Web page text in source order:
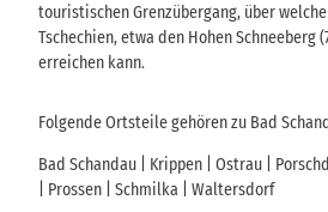
touristischen Grenzübergang, über
Tschechien, etwa den Hohen Schneeberg
erreichen kann.
Folgende Ortsteile gehören zu Bad
Bad Schandau | Krippen | Ostrau |
| Prossen | Schmilka | Waltersdorf